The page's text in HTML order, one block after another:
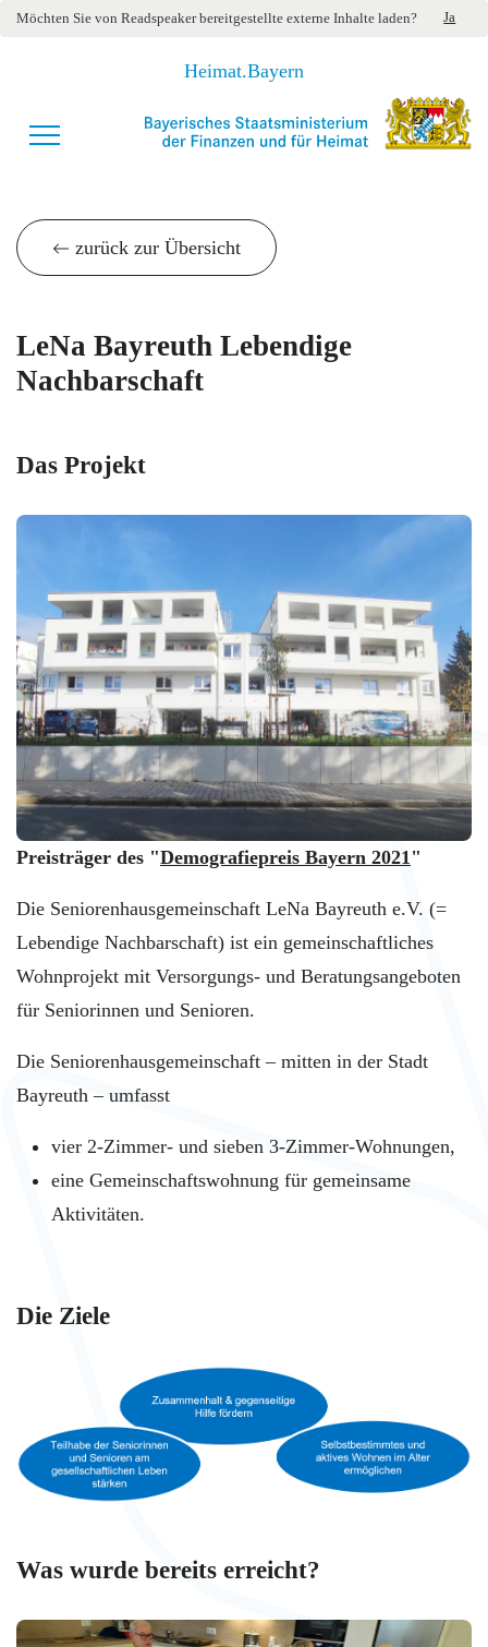
Möchten Sie vonReadspeakerbereitgestellte externe Inhalte laden? Ja
Heimat.Bayern
zurück zur Übersicht
LeNa Bayreuth Lebendige
Nachbarschaft
Das Projekt
Preisträger des "Demografiepreis Bayern 2021"
Die Seniorenhausgemeinschaft LeNa Bayreuth e.V. (=
Lebendige Nachbarschaft) ist ein gemeinschaftliches
Wohnprojekt mit Versorgungs- und Beratungsangeboten
für Seniorinnen und Senioren.
Die Seniorenhausgemeinschaft – mitten in der Stadt
Bayreuth – umfasst
vier 2-Zimmer- und sieben 3-Zimmer-Wohnungen,
eine Gemeinschaftswohnung für gemeinsame
Aktivitäten.
Die Ziele
Was wurde bereits erreicht?